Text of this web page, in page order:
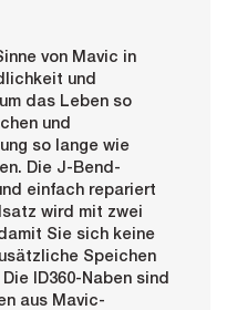
von Mavic in
und
das Leben so
und
so lange wie
Die J-Bend-
einfach repariert
wird mit zwei
Sie sich keine
Speichen
ID360-Naben sind
aus Mavic-